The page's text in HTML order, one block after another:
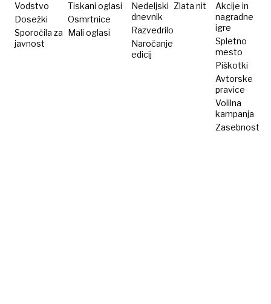
Vodstvo
Dosežki
Sporočila za
javnost
Tiskani oglasi
Osmrtnice
Mali oglasi
Nedeljski
dnevnik
Razvedrilo
Naročanje
edicij
Zlata nit
Akcije in
nagradne
igre
Spletno
mesto
Piškotki
Avtorske
pravice
Volilna
kampanja
Zasebnost